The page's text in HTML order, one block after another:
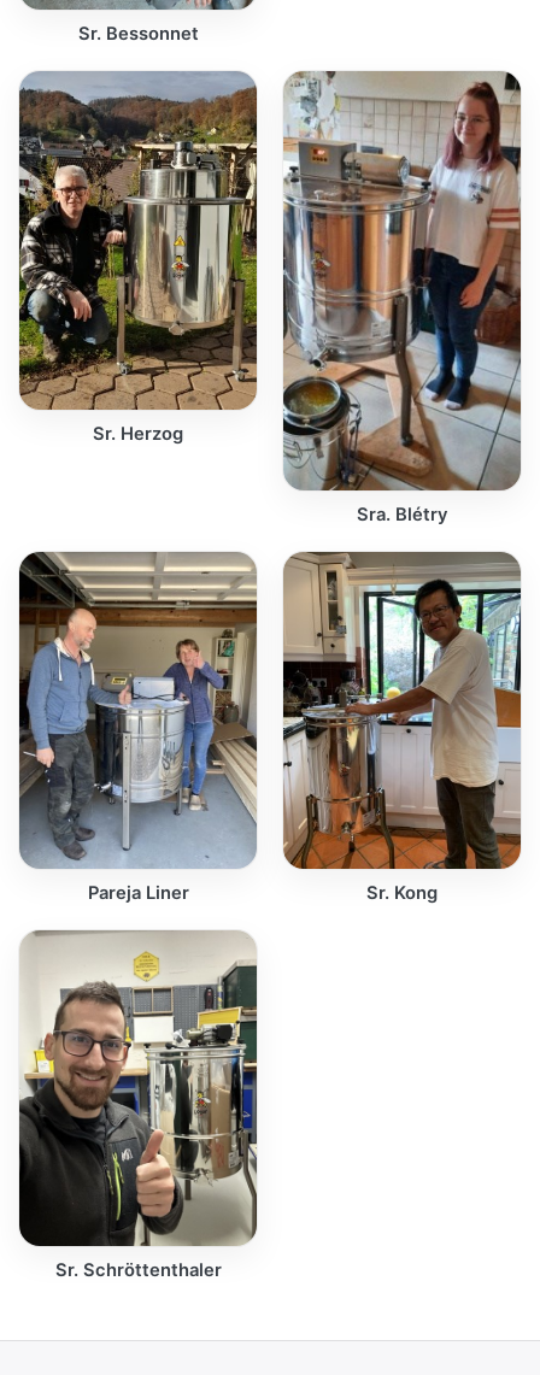
Sr. Bessonnet
Sr. Herzog
Sra. Blétry
Pareja Liner Sr. Kong
Sr. Schröttenthaler